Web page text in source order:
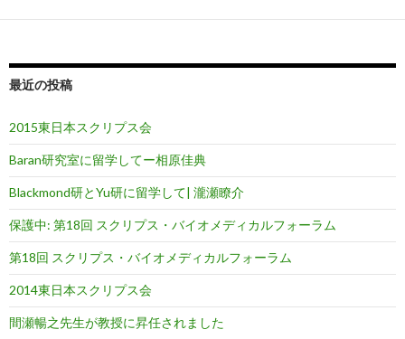
最近の投稿
2015東日本スクリプス会
Baran研究室に留学してー相原佳典
Blackmond研とYu研に留学して| 瀧瀬瞭介
保護中: 第18回 スクリプス・バイオメディカルフォーラム
第18回 スクリプス・バイオメディカルフォーラム
2014東日本スクリプス会
間瀬暢之先生が教授に昇任されました